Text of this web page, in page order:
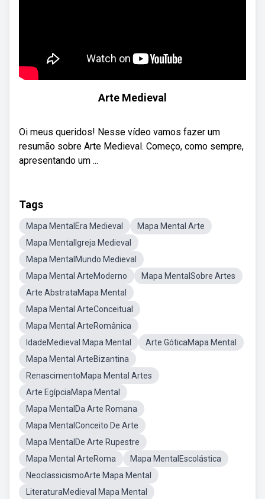
Arte Medieval
Oi meus queridos! Nesse vídeo vamos fazer um
resumão sobre Arte Medieval. Começo, como sempre,
apresentando um ...
Tags
Mapa MentalEra Medieval
Mapa Mental Arte
Mapa MentalIgreja Medieval
Mapa MentalMundo Medieval
Mapa Mental ArteModerno
Mapa MentalSobre Artes
Arte AbstrataMapa Mental
Mapa Mental ArteConceitual
Mapa Mental ArteRomânica
IdadeMedieval Mapa Mental
Arte GóticaMapa Mental
Mapa Mental ArteBizantina
RenascimentoMapa Mental Artes
Arte EgípciaMapa Mental
Mapa MentalDa Arte Romana
Mapa MentalConceito De Arte
Mapa MentalDe Arte Rupestre
Mapa Mental ArteRoma
Mapa MentalEscolástica
NeoclassicismoArte Mapa Mental
LiteraturaMedieval Mapa Mental